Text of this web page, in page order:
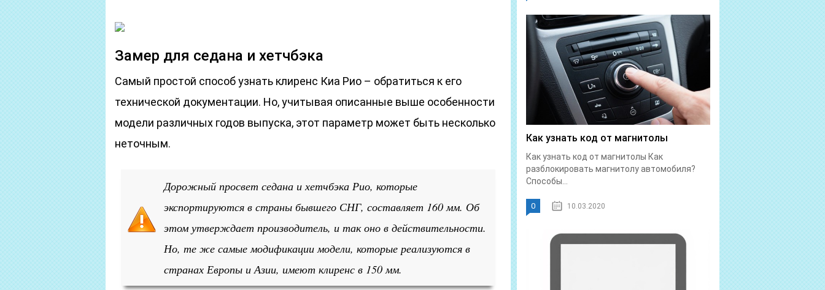
Замер для седана и хетчбэка
Самый простой способ узнать клиренс Киа Рио – обратиться к его
технической документации. Но, учитывая описанные выше особенности
модели различных годов выпуска, этот параметр может быть несколько
неточным.
Дорожный просвет седана и хетчбэка Рио, которые
экспортируются в страны бывшего СНГ, составляет 160 мм. Об
этом утверждает производитель, и так оно в действительности.
Но, те же самые модификации модели, которые реализуются в
странах Европы и Азии, имеют клиренс в 150 мм.
Как узнать код от магнитолы
Как узнать код от магнитолы Как
разблокировать магнитолу автомобиля?
Способы...
0 10.03.2020